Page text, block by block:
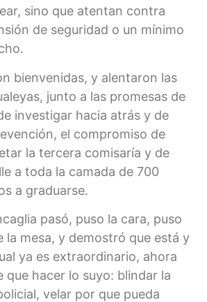
sino que atentan contra
de seguridad o un mínimo
bienvenidas, y alentaron las
junto a las promesas de
investigar hacia atrás y de
el compromiso de
la tercera comisaría y de
a toda la camada de 700
a graduarse.
pasó, puso la cara, puso
la mesa, y demostró que está y
ya es extraordinario, ahora
que hacer lo suyo: blindar la
velar por que pueda